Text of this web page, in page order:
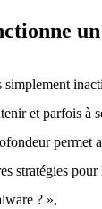
simplement
et parfois à
permet
stratégies
? »,